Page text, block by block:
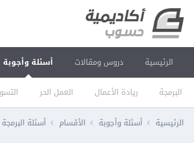
الرئيسية دروس ومقالات أسئلة وأجوبة
البرمجة ريادة الأعمال العمل الحر
الرئيسية أسئلة وأجوبة الأقسام أسئلة البرمجة